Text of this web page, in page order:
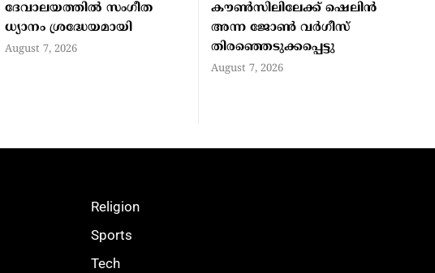
ദേവാലയത്തിൽ സംഗീത
ധ്യാനം ശ്രദ്ധേയമായി
August 7, 2026
കൗണ്‍സിലിലേക്ക് ഷെലിന്‍
അന്ന ജോണ്‍ വര്‍ഗീസ്
തിരഞ്ഞെടുക്കപ്പെട്ടു
August 7, 2026
Religion
Sports
Tech